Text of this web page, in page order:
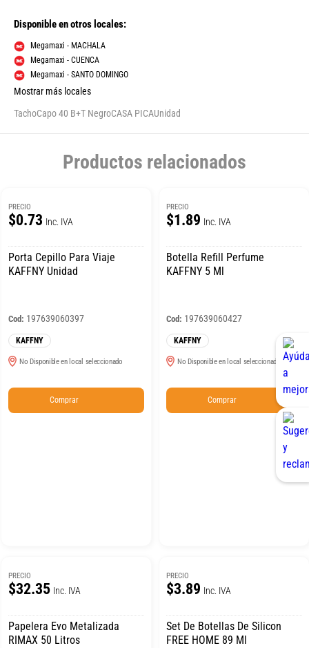
Disponible en otros locales:
Megamaxi - MACHALA
Megamaxi - CUENCA
Megamaxi - SANTO DOMINGO
Mostrar más locales
TachoCapo 40 B+T NegroCASA PICAUnidad
Productos relacionados
PRECIO
$0.73 Inc. IVA
Porta Cepillo Para Viaje
KAFFNY Unidad
Cod: 197639060397
KAFFNY
No Disponible en local seleccionado
Comprar
PRECIO
$1.89 Inc. IVA
Botella Refill Perfume
KAFFNY 5 Ml
Cod: 197639060427
KAFFNY
No Disponible en local seleccionado
Comprar
PRECIO
$32.35 Inc. IVA
Papelera Evo Metalizada
RIMAX 50 Litros
PRECIO
$3.89 Inc. IVA
Set De Botellas De Silicon
FREE HOME 89 Ml